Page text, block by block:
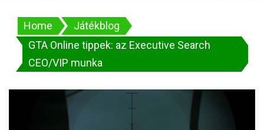
Home
Játékblog
GTA Online tippek: az Executive Search
CEO/VIP munka